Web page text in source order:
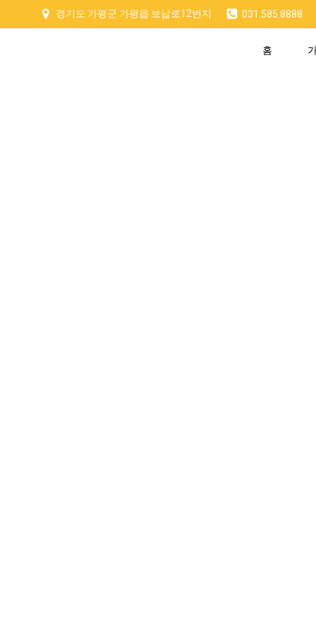
to
경기도 가평군 가평읍 보납로12번지 031.585.8888
홈